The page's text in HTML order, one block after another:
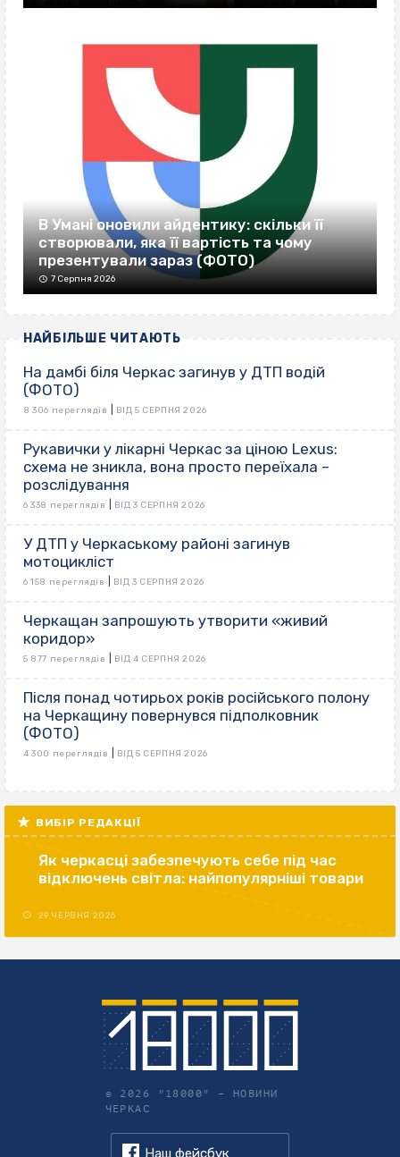
В Умані оновили айдентику: скільки її
створювали, яка її вартість та чому
презентували зараз (ФОТО)
7 Серпня 2026
НАЙБІЛЬШЕ ЧИТАЮТЬ
На дамбі біля Черкас загинув у ДТП водій
(ФОТО)
8 306 переглядів ВІД 5 СЕРПНЯ 2026
Рукавички у лікарні Черкас за ціною Lexus:
схема не зникла, вона просто переїхала –
розслідування
6 338 переглядів ВІД 3 СЕРПНЯ 2026
У ДТП у Черкаському районі загинув
мотоцикліст
6 158 переглядів ВІД 3 СЕРПНЯ 2026
Черкащан запрошують утворити «живий
коридор»
5 877 переглядів ВІД 4 СЕРПНЯ 2026
Після понад чотирьох років російського полону
на Черкащину повернувся підполковник
(ФОТО)
4 300 переглядів ВІД 5 СЕРПНЯ 2026
ВИБІР РЕДАКЦІЇ
Як черкасці забезпечують себе під час
відключень світла: найпопулярніші товари
29 ЧЕРВНЯ 2026
© 2026 "18000" – НОВИНИ
ЧЕРКАС
Наш фейсбук